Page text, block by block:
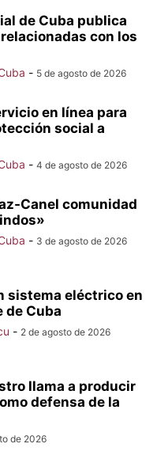
de Cuba publica
con los
- 5 de agosto de 2026
en línea para
social a
- 4 de agosto de 2026
Canel comunidad
- 3 de agosto de 2026
sistema eléctrico en
de Cuba
- 2 de agosto de 2026
llama a producir
defensa de la
de 2026